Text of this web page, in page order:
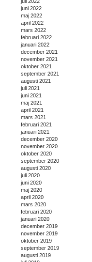
juni 2022
maj 2022
april 2022
mars 2022
februari 2022
januari 2022
december 2021
november 2021
oktober 2021
september 2021
augusti 2021
juli 2021
juni 2021
maj 2021
april 2021
mars 2021
februari 2021
januari 2021
december 2020
november 2020
oktober 2020
september 2020
augusti 2020
juli 2020
juni 2020
maj 2020
april 2020
mars 2020
februari 2020
januari 2020
december 2019
november 2019
oktober 2019
september 2019
augusti 2019